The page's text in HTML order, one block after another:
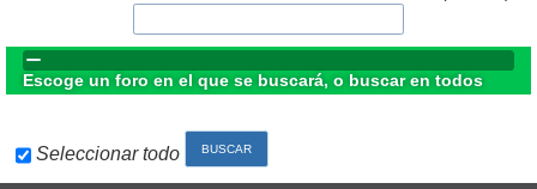
Escoge un foro en el que se buscará, o buscar en todos
Seleccionar todo